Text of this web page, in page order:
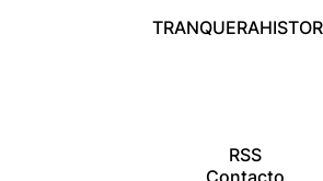
TRANQUERA
RSS
Contacto